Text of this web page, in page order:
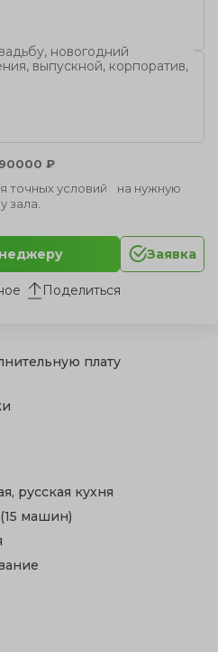
плату
русская кухня
(15 машин)
новогодний
выпускной, корпоратив,
₽
точных условий на нужную
зала.
Заявка
Поделиться